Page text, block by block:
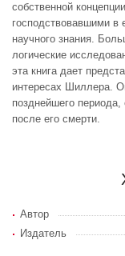
собственной
господствовавшими в
научного знания.
логические
эта книга дает
интересах Шиллера.
позднейшего
после его смерти.
Автор
Издатель